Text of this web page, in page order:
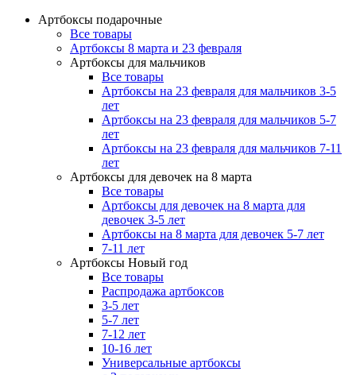
Артбоксы подарочные
Все товары
Артбоксы 8 марта и 23 февраля
Артбоксы для мальчиков
Все товары
Артбоксы на 23 февраля для мальчиков 3-5
лет
Артбоксы на 23 февраля для мальчиков 5-7
лет
Артбоксы на 23 февраля для мальчиков 7-11
лет
Артбоксы для девочек на 8 марта
Все товары
Артбоксы для девочек на 8 марта для
девочек 3-5 лет
Артбоксы на 8 марта для девочек 5-7 лет
7-11 лет
Артбоксы Новый год
Все товары
Распродажа артбоксов
3-5 лет
5-7 лет
7-12 лет
10-16 лет
Универсальные артбоксы